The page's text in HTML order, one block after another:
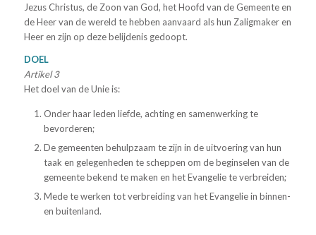
Jezus Christus, de Zoon van God, het Hoofd van de Gemeente en
de Heer van de wereld te hebben aanvaard als hun Zaligmaker en
Heer en zijn op deze belijdenis gedoopt.
DOEL
Artikel 3
Het doel van de Unie is:
Onder haar leden liefde, achting en samenwerking te
bevorderen;
De gemeenten behulpzaam te zijn in de uitvoering van hun
taak en gelegenheden te scheppen om de beginselen van de
gemeente bekend te maken en het Evangelie te verbreiden;
Mede te werken tot verbreiding van het Evangelie in binnen-
en buitenland.